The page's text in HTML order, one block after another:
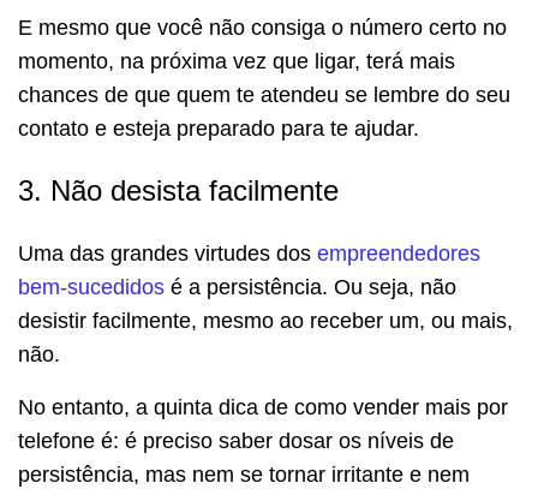
E mesmo que você não consiga o número certo no
momento, na próxima vez que ligar, terá mais
chances de que quem te atendeu se lembre do seu
contato e esteja preparado para te ajudar.
3. Não desista facilmente
Uma das grandes virtudes dos empreendedores
bem-sucedidos é a persistência. Ou seja, não
desistir facilmente, mesmo ao receber um, ou mais,
não.
No entanto, a quinta dica de como vender mais por
telefone é: é preciso saber dosar os níveis de
persistência, mas nem se tornar irritante e nem